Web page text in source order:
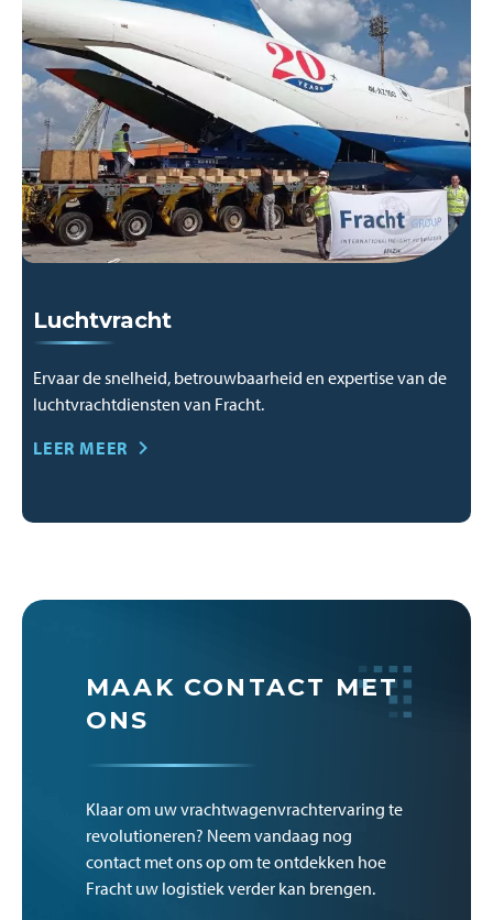
Luchtvracht
Ervaar de snelheid, betrouwbaarheid en expertise van de
luchtvrachtdiensten van Fracht.
LEER MEER
MAAK CONTACT MET
ONS
Klaar om uw vrachtwagenvrachtervaring te
revolutioneren? Neem vandaag nog
contact met ons op om te ontdekken hoe
Fracht uw logistiek verder kan brengen.